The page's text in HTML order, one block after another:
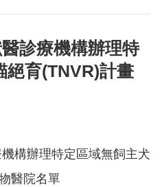
診療機構辦理特
絕育(TNVR)計畫
構辦理特定區域無飼主犬
醫院名單